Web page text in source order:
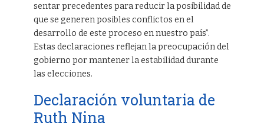
sentar precedentes para reducir la posibilidad de
que se generen posibles conflictos en el
desarrollo de este proceso en nuestro país”.
Estas declaraciones reflejan la preocupación del
gobierno por mantener la estabilidad durante
las elecciones.
Declaración voluntaria de
Ruth Nina